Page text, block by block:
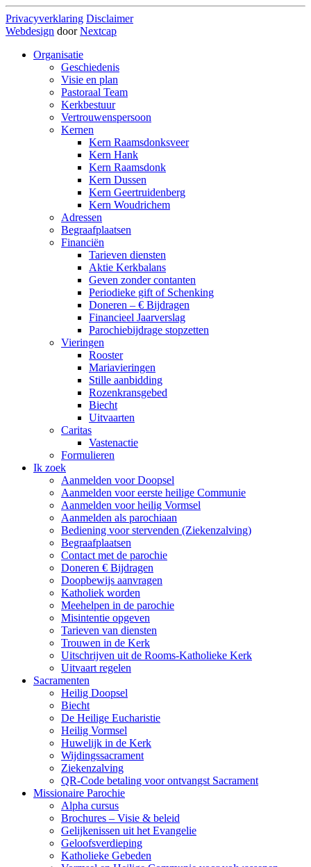
Privacyverklaring Disclaimer
Webdesign doorNextcap
Organisatie
Geschiedenis
Visie en plan
Pastoraal Team
Kerkbestuur
Vertrouwenspersoon
Kernen
Kern Raamsdonksveer
Kern Hank
Kern Raamsdonk
Kern Dussen
Kern Geertruidenberg
Kern Woudrichem
Adressen
Begraafplaatsen
Financiën
Tarieven diensten
Aktie Kerkbalans
Geven zonder contanten
Periodieke gift of Schenking
Doneren – € Bijdragen
Financieel Jaarverslag
Parochiebijdrage stopzetten
Vieringen
Rooster
Mariavieringen
Stille aanbidding
Rozenkransgebed
Biecht
Uitvaarten
Caritas
Vastenactie
Formulieren
Ik zoek
Aanmelden voor Doopsel
Aanmelden voor eerste heilige Communie
Aanmelden voor heilig Vormsel
Aanmelden als parochiaan
Bediening voor stervenden (Ziekenzalving)
Begraafplaatsen
Contact met de parochie
Doneren € Bijdragen
Doopbewijs aanvragen
Katholiek worden
Meehelpen in de parochie
Misintentie opgeven
Tarieven van diensten
Trouwen in de Kerk
Uitschrijven uit de Rooms-Katholieke Kerk
Uitvaart regelen
Sacramenten
Heilig Doopsel
Biecht
De Heilige Eucharistie
Heilig Vormsel
Huwelijk in de Kerk
Wijdingssacrament
Ziekenzalving
QR-Code betaling voor ontvangst Sacrament
Missionaire Parochie
Alpha cursus
Brochures – Visie & beleid
Gelijkenissen uit het Evangelie
Geloofsverdieping
Katholieke Gebeden